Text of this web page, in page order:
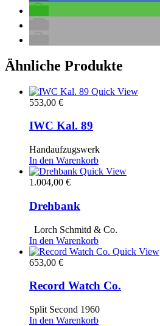
Ähnliche Produkte
Quick View
553,00 €
IWC Kal. 89
Handaufzugswerk
In den Warenkorb
Quick View
1.004,00 €
Drehbank
Lorch Schmitd & Co.
In den Warenkorb
Quick View
653,00 €
Record Watch Co.
Split Second 1960
In den Warenkorb